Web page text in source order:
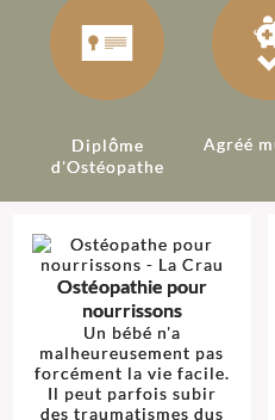
Diplôme
d'Ostéopathe
Agréé
Ostéopathie pour
nourrissons
Un bébé n'a
malheureusement pas
forcément la vie facile.
Il peut parfois subir
des traumatismes dus